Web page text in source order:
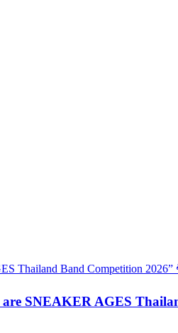
SNEAKER AGES